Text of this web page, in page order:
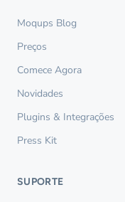
Moqups Blog
Preços
Comece Agora
Novidades
Plugins & Integrações
Press Kit
SUPORTE